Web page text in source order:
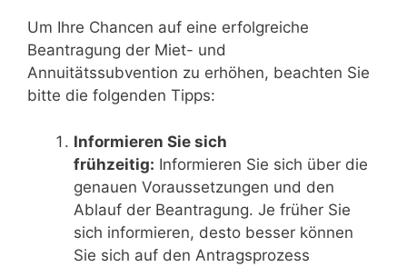
Um Ihre Chancen auf eine erfolgreiche
Beantragung der Miet- und
Annuitätssubvention zu erhöhen, beachten Sie
bitte die folgenden Tipps:
Informieren Sie sich
frühzeitig: Informieren Sie sich über die
genauen Voraussetzungen und den
Ablauf der Beantragung. Je früher Sie
sich informieren, desto besser können
Sie sich auf den Antragsprozess